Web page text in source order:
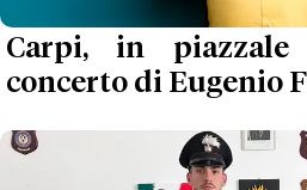
Carpi, in
concerto di Eugenio